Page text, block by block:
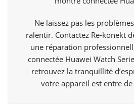
Ne laissez pas les
ralentir. Contactez Re-konekt
une réparation
connectée Huawei Watch
retrouvez la tranquillité
votre appareil est entre